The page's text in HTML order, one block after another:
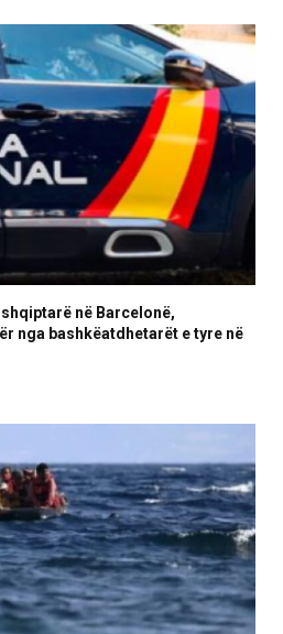
në Barcelonë,
nga bashkëatdhetarët e tyre në